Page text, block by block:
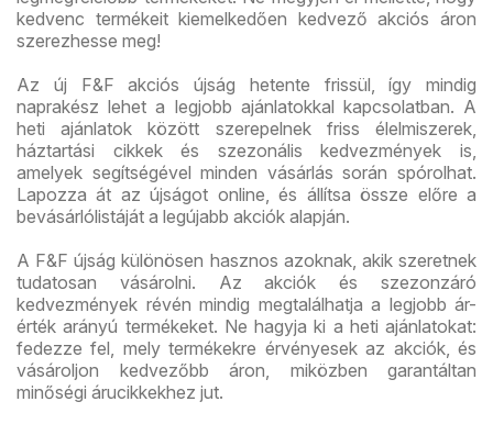
kedvenc termékeit kiemelkedően kedvező akciós áron
szerezhesse meg!
Az új F&F akciós újság hetente frissül, így mindig
naprakész lehet a legjobb ajánlatokkal kapcsolatban. A
heti ajánlatok között szerepelnek friss élelmiszerek,
háztartási cikkek és szezonális kedvezmények is,
amelyek segítségével minden vásárlás során spórolhat.
Lapozza át az újságot online, és állítsa össze előre a
bevásárlólistáját a legújabb akciók alapján.
A F&F újság különösen hasznos azoknak, akik szeretnek
tudatosan vásárolni. Az akciók és szezonzáró
kedvezmények révén mindig megtalálhatja a legjobb ár-
érték arányú termékeket. Ne hagyja ki a heti ajánlatokat:
fedezze fel, mely termékekre érvényesek az akciók, és
vásároljon kedvezőbb áron, miközben garantáltan
minőségi árucikkekhez jut.